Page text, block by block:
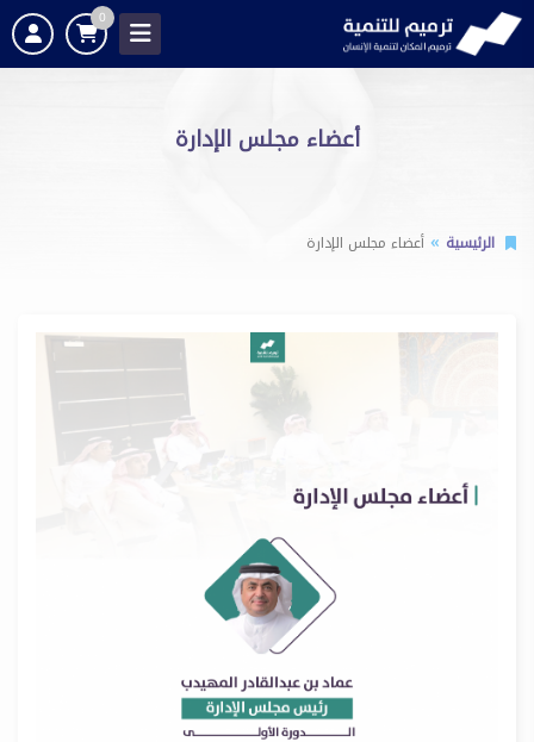
0
أعضاء مجلس الإدارة
الرئيسية أعضاء مجلس الإدارة